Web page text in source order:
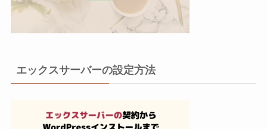
エックスサーバーの設定方法